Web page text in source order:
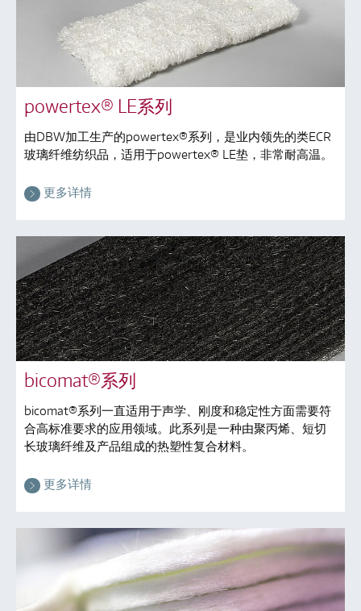
powertex® LE系列
由DBW加工生产的powertex®系列，是业内领先的类ECR
玻璃纤维纺织品，适用于powertex® LE垫，非常耐高温。
更多详情
bicomat®系列
bicomat®系列一直适用于声学、刚度和稳定性方面需要符
合高标准要求的应用领域。此系列是一种由聚丙烯、短切
长玻璃纤维及产品组成的热塑性复合材料。
更多详情